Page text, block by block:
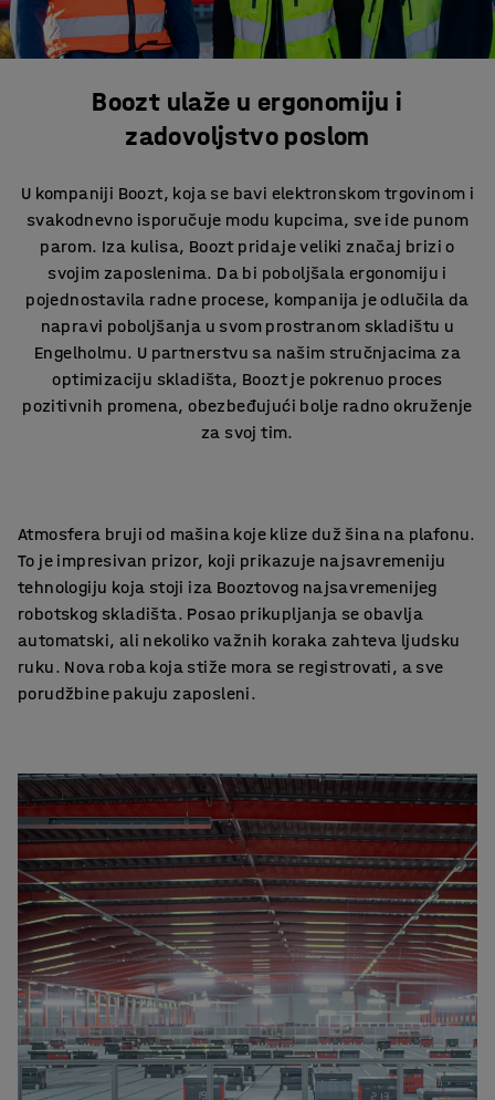
Boozt ulaže u ergonomiju i
zadovoljstvo poslom
U kompaniji Boozt, koja se bavi elektronskom trgovinom i
svakodnevno isporučuje modu kupcima, sve ide punom
parom. Iza kulisa, Boozt pridaje veliki značaj brizi o
svojim zaposlenima. Da bi poboljšala ergonomiju i
pojednostavila radne procese, kompanija je odlučila da
napravi poboljšanja u svom prostranom skladištu u
Engelholmu. U partnerstvu sa našim stručnjacima za
optimizaciju skladišta, Boozt je pokrenuo proces
pozitivnih promena, obezbeđujući bolje radno okruženje
za svoj tim.
Atmosfera bruji od mašina koje klize duž šina na plafonu.
To je impresivan prizor, koji prikazuje najsavremeniju
tehnologiju koja stoji iza Booztovog najsavremenijeg
robotskog skladišta. Posao prikupljanja se obavlja
automatski, ali nekoliko važnih koraka zahteva ljudsku
ruku. Nova roba koja stiže mora se registrovati, a sve
porudžbine pakuju zaposleni.